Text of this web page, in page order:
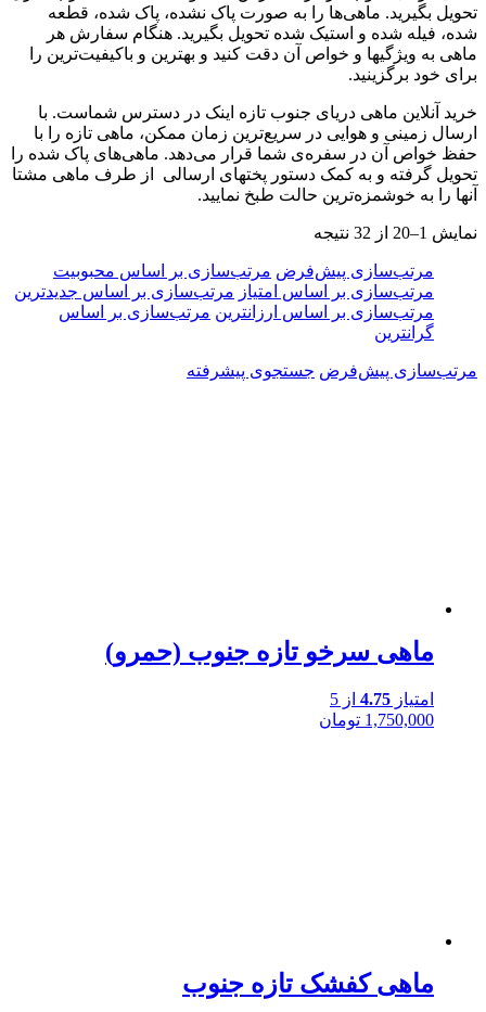
تحویل بگیرید. ماهی‌ها را به صورت پاک نشده، پاک شده، قطعه
شده، فیله شده و استیک شده تحویل بگیرید. هنگام سفارش هر
ماهی به ویژگیها و خواص آن دقت کنید و بهترین و باکیفیت‌ترین را
برای خود برگزینید.
خرید آنلاین ماهی دریای جنوب تازه اینک در دسترس شماست. با
ارسال زمینی و هوایی در سریع‌ترین زمان ممکن، ماهی تازه را با
حفظ خواص آن در سفره‌ی شما قرار می‌دهد. ماهی‌های پاک شده را
تحویل گرفته و به کمک دستور پختهای ارسالی از طرف ماهی مشتا
آنها را به خوشمزه‌ترین حالت طبخ نمایید.
نمایش 1–20 از 32 نتیجه
مرتب‌سازی پیش‌فرض مرتب‌سازی بر اساس محبوبیت
مرتب‌سازی بر اساس امتیاز مرتب‌سازی بر اساس جدیدترین
مرتب‌سازی بر اساس ارزانترین مرتب‌سازی بر اساس
گرانترین
مرتب‌سازی پیش‌فرض جستجوی پیشرفته
ماهی سرخو تازه جنوب (حمرو)
امتیاز 4.75 از 5
1,750,000 تومان
ماهی کفشک تازه جنوب